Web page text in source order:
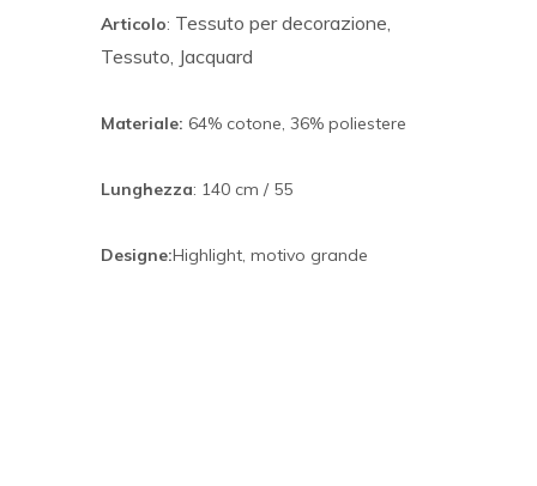
Articolo: Tessuto per decorazione,
Tessuto, Jacquard
Materiale: 64% cotone, 36% poliestere
Lunghezza: 140 cm / 55
Designe:Highlight, motivo grande